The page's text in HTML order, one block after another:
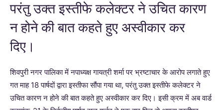
परंतु उक्त इस्तीफे कलेक्टर ने उचित कारण
न होने की बात कहते हुए अस्वीकार कर
दिए।
शिवपुरी नगर पालिका में नपाध्यक्ष गायत्री शर्मा पर भ्रष्टाचार के आरोप लगाते हुए
गत माह 18 पार्षदों द्वारा इस्तीफा सौंपा गया था, परंतु उक्त इस्तीफे कलेक्टर ने
उचित कारण न होने की बात कहते हुए अस्वीकार कर दिए। इसी क्रम में अब वार्ड